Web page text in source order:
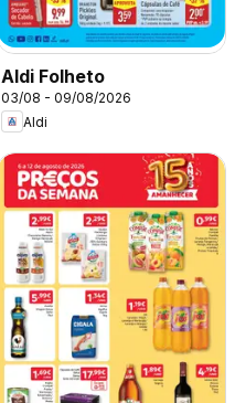
Aldi Folheto
03/08 - 09/08/2026
Aldi